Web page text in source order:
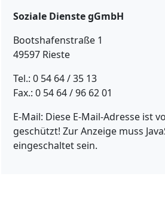
Soziale Dienste gGmbH
Bootshafenstraße 1
49597 Rieste
Tel.: 0 54 64 / 35 13
Fax.: 0 54 64 / 96 62 01
E-Mail: Diese E-Mail-Adresse ist
geschützt! Zur Anzeige muss
eingeschaltet sein.